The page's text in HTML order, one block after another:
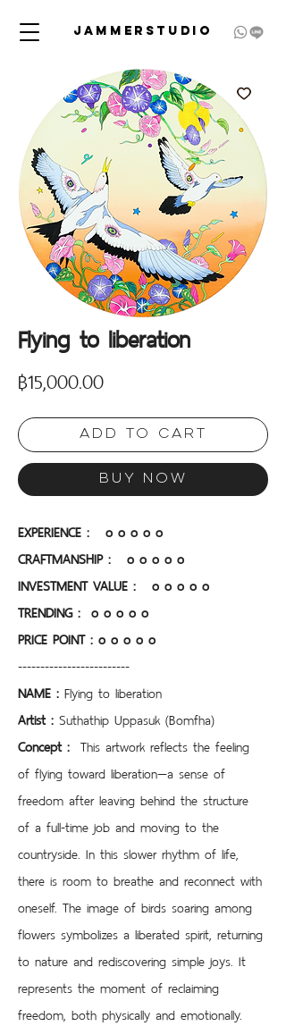
JAMMERSTUDIO
Flying to liberation
฿15,000.00Price
Add to Cart
Buy Now
EXPERIENCE :   o o o o o
CRAFTMANSHIP :
o o o o o
INVESTMENT VALUE :
o o o o o
TRENDING :  o o o o o
PRICE POINT : o o o o o
-------------------------
NAME : Flying to liberation
Artist : Suthathip Uppasuk (Bomfha)
Concept : This artwork reflects the feeling
of flying toward liberation—a sense of
freedom after leaving behind the structure
of a full-time job and moving to the
countryside. In this slower rhythm of life,
there is room to breathe and reconnect with
oneself. The image of birds soaring among
flowers symbolizes a liberated spirit, returning
to nature and rediscovering simple joys. It
represents the moment of reclaiming
freedom, both physically and emotionally.